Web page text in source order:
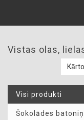
Vistas olas,
Visi produkti
Šokolādes